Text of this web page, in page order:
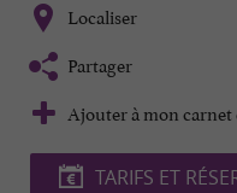
Localiser
Partager
Ajouter à mon carnet
TARIFS ET